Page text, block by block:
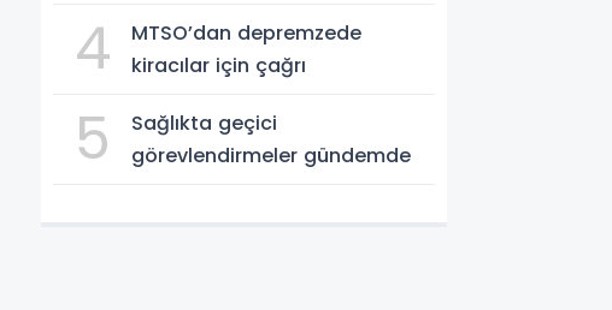
4
MTSO’dan depremzede
kiracılar için çağrı
5
Sağlıkta geçici
görevlendirmeler gündemde